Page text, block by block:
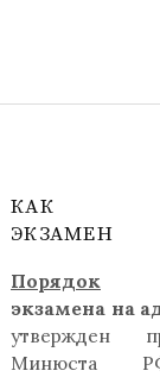
КАК
ЭКЗАМЕН
Порядок
экзамена на
утвержден
Минюста